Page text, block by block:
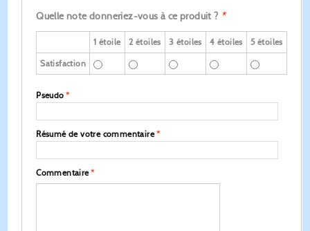
Quelle note donneriez-vous à ce produit ? *
1 étoile 2 étoiles 3 étoiles 4 étoiles 5 étoiles
Satisfaction
*
Pseudo
*
Résumé de votre commentaire
*
Commentaire